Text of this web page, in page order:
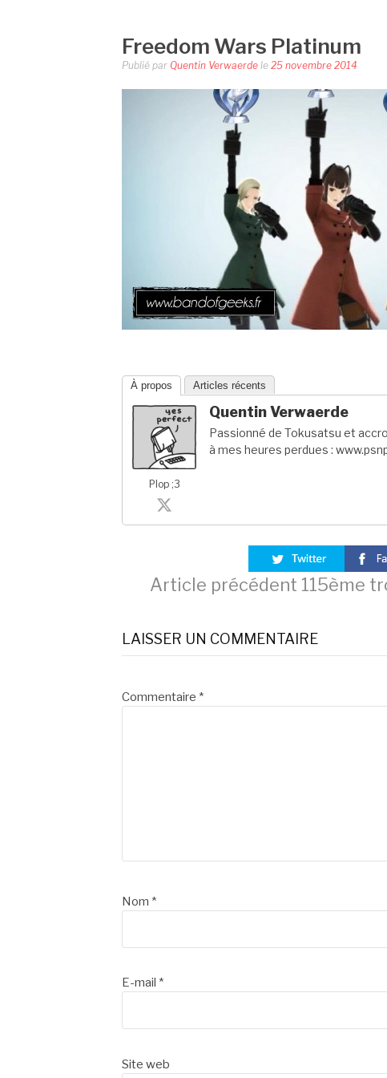
Freedom Wars Platinum
Publié par Quentin Verwaerde le 25 novembre 2014
À propos Articles récents
Plop ;3
Quentin Verwaerde
Passionné de Tokusatsu et
à mes heures perdues :
Lire
la
suite
Article précédent 115ème
LAISSER UN COMMENTAIRE
Commentaire *
Nom *
E-mail *
Site web